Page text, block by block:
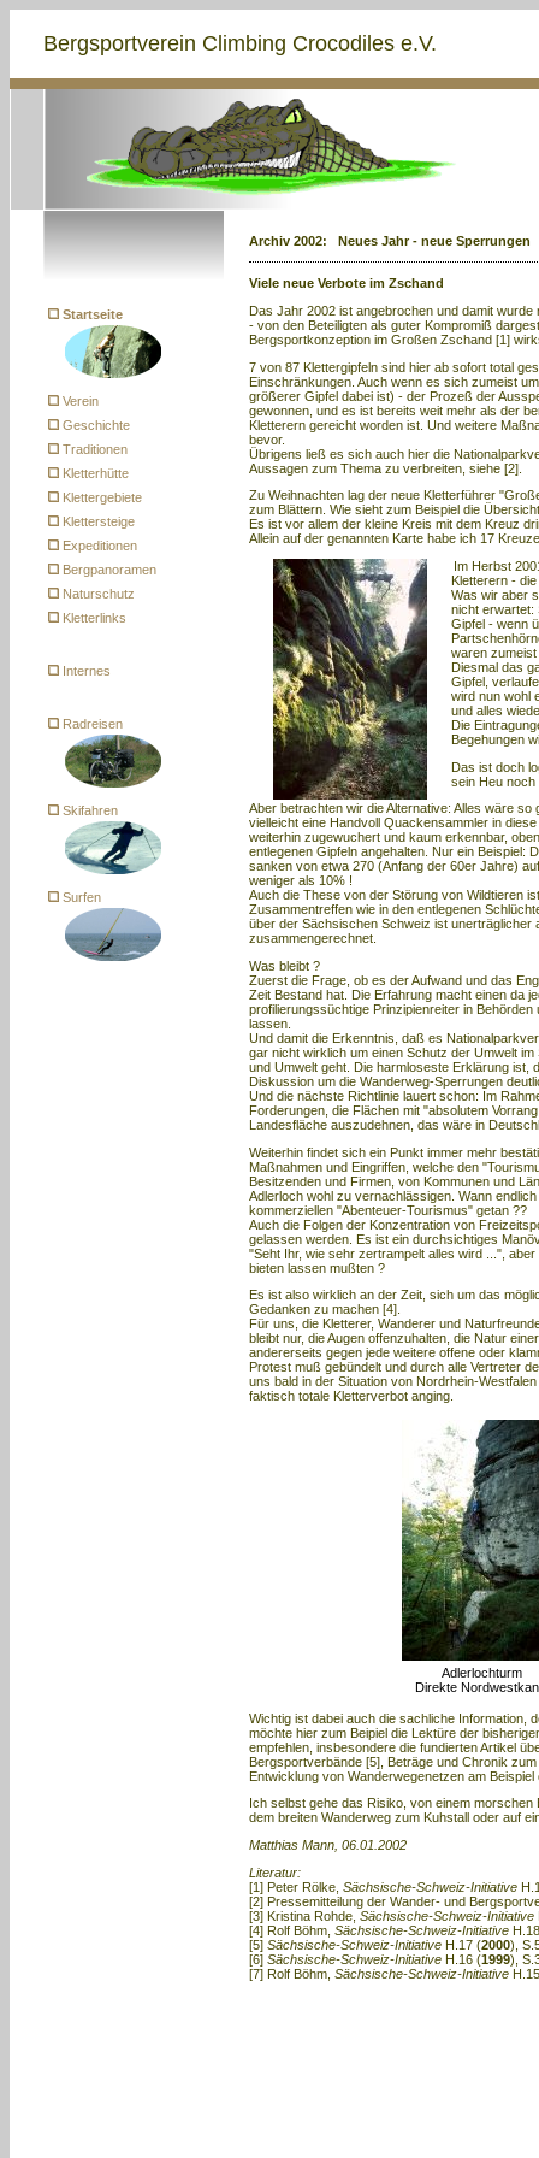
Bergsportverein Climbing Crocodiles e.V.
Startseite
Verein
Geschichte
Traditionen
Kletterhütte
Klettergebiete
Klettersteige
Expeditionen
Bergpanoramen
Naturschutz
Kletterlinks
Internes
Radreisen
Skifahren
Surfen
Archiv 2002: Neues Jahr - neue Sperrungen
Viele neue Verbote im Zschand
Das Jahr 2002 ist angebrochen und damit wurde
- von den Beteiligten als guter Kompromiß
Bergsportkonzeption im Großen Zschand [1]
7 von 87 Klettergipfeln sind hier ab sofort total
Einschränkungen. Auch wenn es sich zumeist
größerer Gipfel dabei ist) - der Prozeß der
gewonnen, und es ist bereits weit mehr als der
Kletterern gereicht worden ist. Und weitere
bevor.
Übrigens ließ es sich auch hier die
Aussagen zum Thema zu verbreiten, siehe [2].
Zu Weihnachten lag der neue Kletterführer
zum Blättern. Wie sieht zum Beispiel die
Es ist vor allem der kleine Kreis mit dem Kreuz
Allein auf der genannten Karte habe ich 17
Im Herbst
Kletterern -
Was wir aber
nicht erwartet:
Gipfel - wenn
waren
Diesmal das
Gipfel,
wird nun wohl
und alles
Die
Begehungen
Das ist doch
sein Heu noch
Aber betrachten wir die Alternative: Alles wäre
vielleicht eine Handvoll Quackensammler in
weiterhin zugewuchert und kaum erkennbar,
entlegenen Gipfeln angehalten. Nur ein Beispiel:
sanken von etwa 270 (Anfang der 60er Jahre)
weniger als 10% !
Auch die These von der Störung von Wildtieren
Zusammentreffen wie in den entlegenen
über der Sächsischen Schweiz ist unerträglicher
zusammengerechnet.
Was bleibt ?
Zuerst die Frage, ob es der Aufwand und das
Zeit Bestand hat. Die Erfahrung macht einen da
profilierungssüchtige Prinzipienreiter in
lassen.
Und damit die Erkenntnis, daß es
gar nicht wirklich um einen Schutz der Umwelt
und Umwelt geht. Die harmloseste Erklärung
Diskussion um die Wanderweg-Sperrungen
Und die nächste Richtlinie lauert schon: Im
Forderungen, die Flächen mit "absolutem
Landesfläche auszudehnen, das wäre in
Weiterhin findet sich ein Punkt immer mehr
Maßnahmen und Eingriffen, welche den
Besitzenden und Firmen, von Kommunen und
Adlerloch wohl zu vernachlässigen. Wann
kommerziellen "Abenteuer-Tourismus" getan ??
Auch die Folgen der Konzentration von
gelassen werden. Es ist ein durchsichtiges
"Seht Ihr, wie sehr zertrampelt alles wird ...",
bieten lassen mußten ?
Es ist also wirklich an der Zeit, sich um das
Gedanken zu machen [4].
Für uns, die Kletterer, Wanderer und
bleibt nur, die Augen offenzuhalten, die Natur
andererseits gegen jede weitere offene oder
Protest muß gebündelt und durch alle Vertreter
uns bald in der Situation von Nordrhein-
faktisch totale Kletterverbot anging.
Adlerlochturm
Direkte
Wichtig ist dabei auch die sachliche Information,
möchte hier zum Beipiel die Lektüre der
empfehlen, insbesondere die fundierten Artikel
Bergsportverbände [5], Beträge und Chronik
Entwicklung von Wanderwegenetzen am
Ich selbst gehe das Risiko, von einem
dem breiten Wanderweg zum Kuhstall oder auf
Matthias Mann, 06.01.2002
Literatur:
[1] Peter Rölke, Sächsische-Schweiz-Initiative
[2] Pressemitteilung der Wander- und
[3] Kristina Rohde, Sächsische-Schweiz-Initiative
[4] Rolf Böhm, Sächsische-Schweiz-Initiative
[5] Sächsische-Schweiz-Initiative H.17 (2000),
[6] Sächsische-Schweiz-Initiative H.16 (1999),
[7] Rolf Böhm, Sächsische-Schweiz-Initiative